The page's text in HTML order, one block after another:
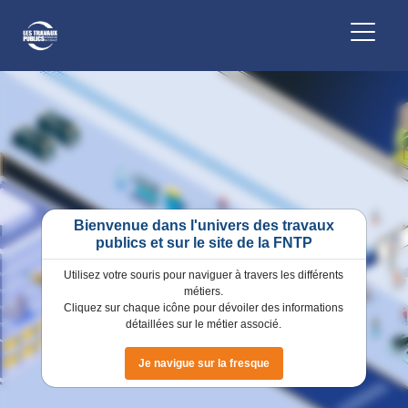
Bienvenue dans l'univers des travaux
publics et sur le site de la FNTP
Utilisez votre souris pour naviguer à travers les différents
métiers.
Cliquez sur chaque icône pour dévoiler des informations
détaillées sur le métier associé.
Je navigue sur la fresque